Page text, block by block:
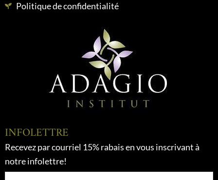
Politique de confidentialité
INFOLETTRE
Recevez par courriel 15% rabais en vous inscrivant à
notre infolettre!